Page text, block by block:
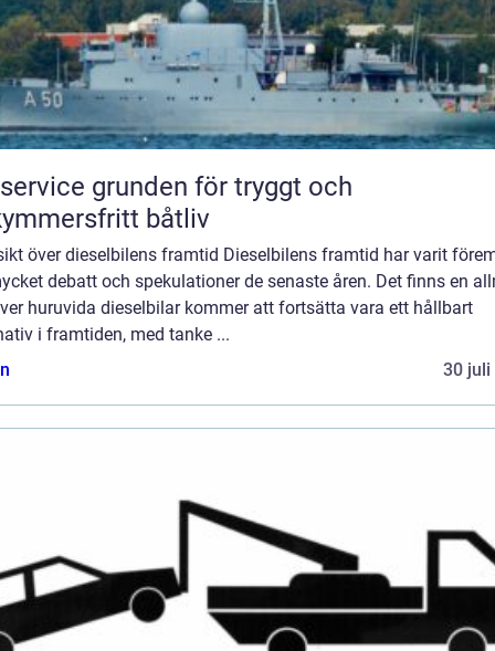
för tryggt och
båtliv
över dieselbilens framtid Dieselbilens framtid har varit
debatt och spekulationer de senaste åren. Det finns en
huruvida dieselbilar kommer att fortsätta vara ett hållbart
i framtiden, med tanke ...
30 juli